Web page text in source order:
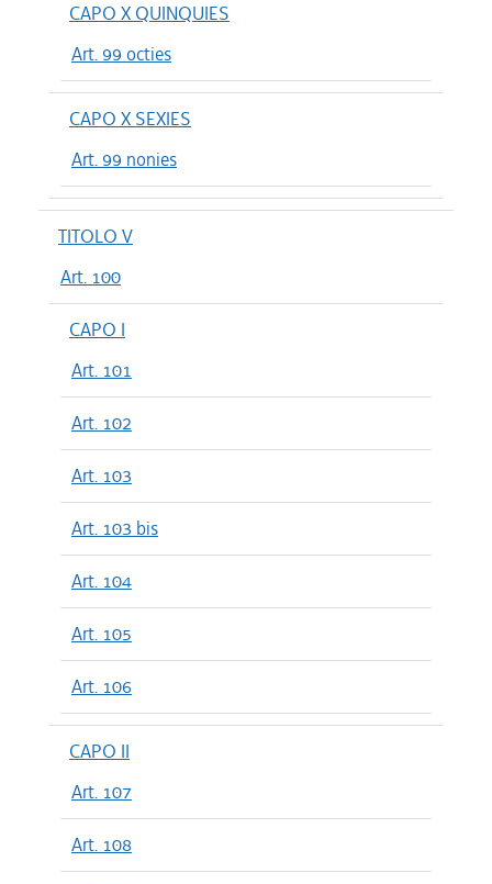
CAPO X QUINQUIES
Art. 99 octies
CAPO X SEXIES
Art. 99 nonies
TITOLO V
Art. 100
CAPO I
Art. 101
Art. 102
Art. 103
Art. 103 bis
Art. 104
Art. 105
Art. 106
CAPO II
Art. 107
Art. 108